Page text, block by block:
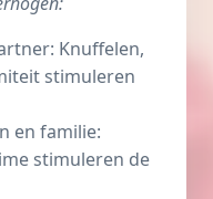
Knuffelen,
stimuleren
en familie:
stimuleren de